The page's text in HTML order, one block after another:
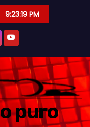
9:23:20 PM
puro